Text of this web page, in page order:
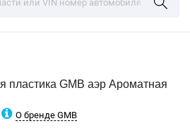
пластика GMB аэр Ароматная
О бренде GMB